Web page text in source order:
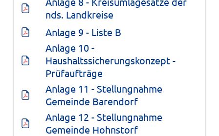
nds. Landkreise
Anlage 9 - Liste B
Anlage 10 -
Haushaltssicherungskonzept -
Prüfaufträge
Anlage 11 - Stellungnahme
Gemeinde Barendorf
Anlage 12 - Stellungnahme
Gemeinde Hohnstorf